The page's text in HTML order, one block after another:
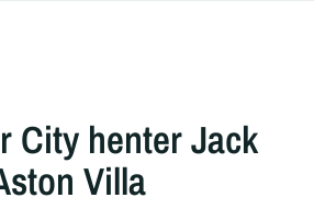
City henter Jack
Villa